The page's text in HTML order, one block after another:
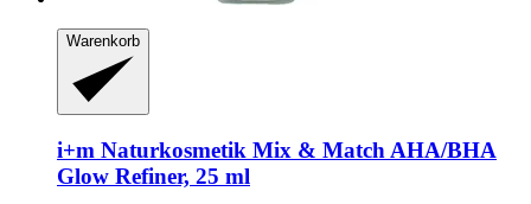
Warenkorb
i+m Naturkosmetik Mix & Match AHA/BHA
Glow Refiner, 25 ml